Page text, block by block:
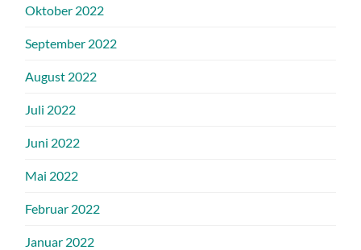
Oktober 2022
September 2022
August 2022
Juli 2022
Juni 2022
Mai 2022
Februar 2022
Januar 2022